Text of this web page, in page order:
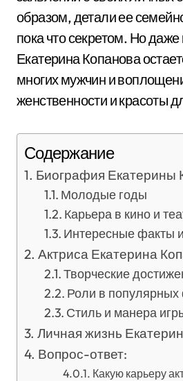
образом, детали ее
пока что секретом. Но
Екатерина Копанова
многих мужчин и
женственности и красоты
Содержание
Биография Екатерины
Молодые годы
Карьера в кино и
Интересные факты
Актриса Екатерина
Творческие
Роли в
Стиль и манера
Личная жизнь
Вопрос-ответ:
Какую карьеру